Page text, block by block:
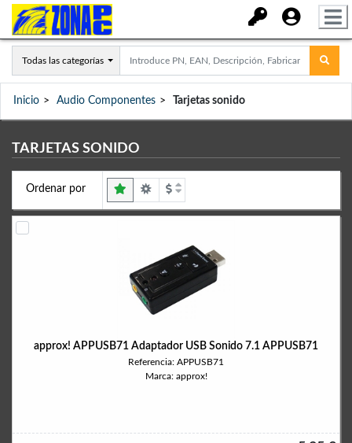
Todas las categorías
Inicio Audio Componentes Tarjetas sonido
TARJETAS SONIDO
Ordenar por
approx! APPUSB71 Adaptador USB Sonido 7.1 APPUSB71
Referencia: APPUSB71
Marca: approx!